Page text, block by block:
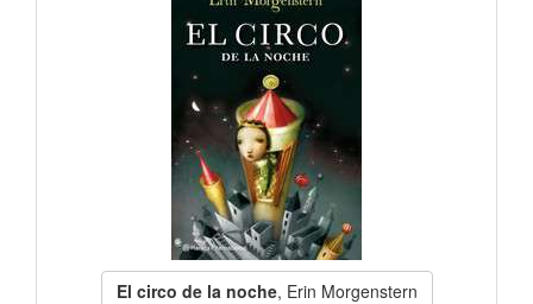
El circo de la noche, Erin Morgenstern